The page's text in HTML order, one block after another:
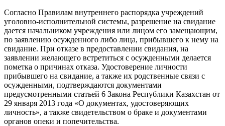
Согласно Правилам внутреннего распорядка учреждений
уголовно-исполнительной системы, разрешение на свидание
дается начальником учреждения или лицом его замещающим,
по заявлению осужденного либо лица, прибывшего к нему на
свидание. При отказе в предоставлении свидания, на
заявлении желающего встретиться с осужденными делается
пометка о причинах отказа. Удостоверение личности
прибывшего на свидание, а также их родственные связи с
осужденными, подтверждаются документами
предусмотренными статьей 6 Закона Республики Казахстан от
29 января 2013 года «О документах, удостоверяющих
личность», а также свидетельством о браке и документами
органов опеки и попечительства.